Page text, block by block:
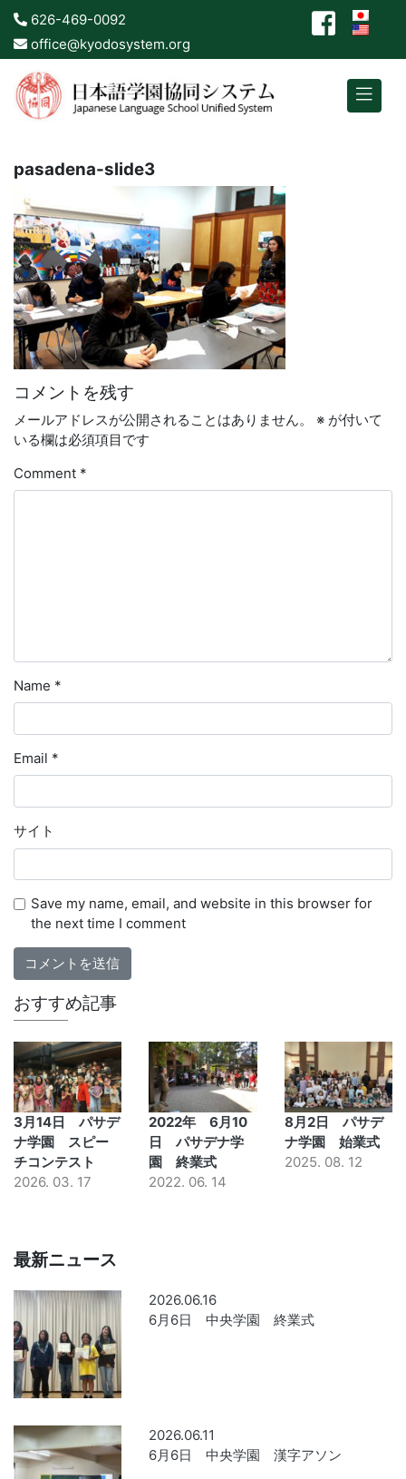
626-469-0092
office@kyodosystem.org
pasadena-slide3
コメントを残す
メールアドレスが公開されることはありません。 ※ が付いて
いる欄は必須項目です
Comment *
Name *
Email *
サイト
Save my name, email, and website in this browser for
the next time I comment
おすすめ記事
3月14日 パサデ
ナ学園 スピー
チコンテスト
2026. 03. 17
2022年 6月10
日 パサデナ学
園 終業式
2022. 06. 14
8月2日 パサデ
ナ学園 始業式
2025. 08. 12
最新ニュース
2026.06.16
6月6日 中央学園 終業式
2026.06.11
6月6日 中央学園 漢字アソン